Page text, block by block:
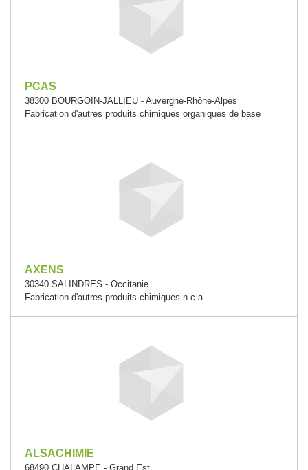
PCAS
38300 BOURGOIN-JALLIEU - Auvergne-Rhône-Alpes
Fabrication d'autres produits chimiques organiques de base
AXENS
30340 SALINDRES - Occitanie
Fabrication d'autres produits chimiques n.c.a.
ALSACHIMIE
68490 CHALAMPE - Grand Est